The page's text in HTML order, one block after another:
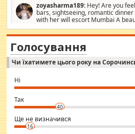
витрат, а тільки узгоджених сум і
коментуйте цей пост. Введіть суму,
зв'яжемося з вами з усіма
сьогодні на
гроші? Ми можемо допомогти!
zoyasharma189: Hey! Are you
bars, sightseeing, romantic
with her will escort Mumbai A
sexy escort companion in arms that you
hotel had to spend the night in their
woman "Love Solitaire" beautiful figure
Independent escort in Mumbai, truthful,
WhatsApp via an easily can see the
want to meet new people. Sakshi
conscious in order to keep yourself fit
club.
⇒ sakshimirchandani.com
Голосування
Чи їхатимете цього року на
Ні
Так
40
Ще не визначився
16